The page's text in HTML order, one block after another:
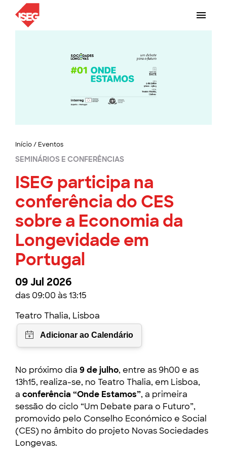
Início/ Eventos
SEMINÁRIOS E CONFERÊNCIAS
ISEG participa na
conferência do CES
sobre a Economia da
Longevidade em
Portugal
09 Jul 2026
das 09:00 às 13:15
Teatro Thalia, Lisboa
No próximo dia 9 de julho, entre as 9h00 e as
13h15, realiza-se, no Teatro Thalia, em Lisboa,
a conferência “Onde Estamos”, a primeira
sessão do ciclo “Um Debate para o Futuro”,
promovido pelo Conselho Económico e Social
(CES) no âmbito do projeto Novas Sociedades
Longevas.